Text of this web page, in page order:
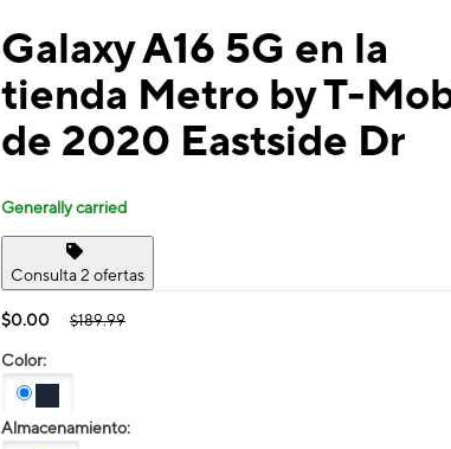
Galaxy A16 5G en la
tienda Metro by T-
de 2020 Eastside Dr
Generally carried
Consulta 2 ofertas
$0.00 $189.99
Color:
Almacenamiento: